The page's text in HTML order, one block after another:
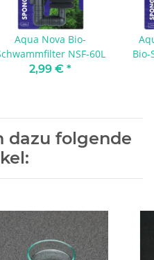
Aqua Nova Bio-
NSF-60L
2,99 € *
Bio-
dazu folgende